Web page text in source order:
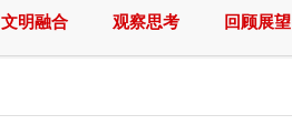
文明融合 观察思考 回顾展望